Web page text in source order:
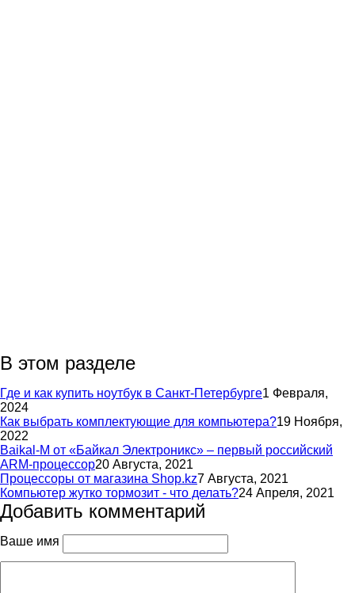
В этом разделе
Где и как купить ноутбук в Санкт-Петербурге1 Февраля,
2024
Как выбрать комплектующие для компьютера?19 Ноября,
2022
Baikal-M от «Байкал Электроникс» – первый российский
ARM-процессор20 Августа, 2021
Процессоры от магазина Shop.kz7 Августа, 2021
Компьютер жутко тормозит - что делать?24 Апреля, 2021
Добавить комментарий
Ваше имя